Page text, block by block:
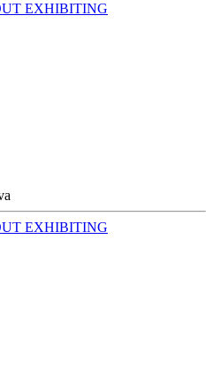
EXHIBITING
EXHIBITING